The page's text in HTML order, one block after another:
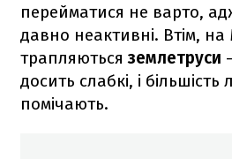
перейматися не варто,
давно неактивні. Втім, на
трапляютьсяземлетруси
досить слабкі, і
помічають.